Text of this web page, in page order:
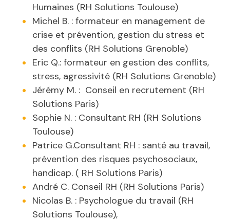
Humaines (RH Solutions Toulouse)
Michel B. : formateur en management de
crise et prévention, gestion du stress et
des conflits (RH Solutions Grenoble)
Eric Q.: formateur en gestion des conflits,
stress, agressivité (RH Solutions Grenoble)
Jérémy M. : Conseil en recrutement (RH
Solutions Paris)
Sophie N. : Consultant RH (RH Solutions
Toulouse)
Patrice G.Consultant RH : santé au travail,
prévention des risques psychosociaux,
handicap. ( RH Solutions Paris)
André C. Conseil RH (RH Solutions Paris)
Nicolas B. : Psychologue du travail (RH
Solutions Toulouse),